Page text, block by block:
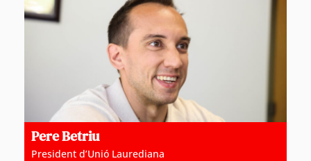
Pere Betriu
President d’Unió Laurediana